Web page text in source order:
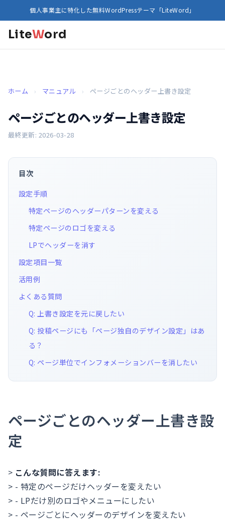
個人事業主に特化した無料WordPressテーマ「LiteWord」
LiteWord
ホーム › マニュアル › ページごとのヘッダー上書き設定
ページごとのヘッダー上書き設定
最終更新: 2026-03-28
目次
設定手順
特定ページのヘッダーパターンを変える
特定ページのロゴを変える
LPでヘッダーを消す
設定項目一覧
活用例
よくある質問
Q: 上書き設定を元に戻したい
Q: 投稿ページにも「ページ独自のデザイン設定」はあ
る？
Q: ページ単位でインフォメーションバーを消したい
ページごとのヘッダー上書き設
定
> こんな質問に答えます:
> - 特定のページだけヘッダーを変えたい
> - LPだけ別のロゴやメニューにしたい
> - ページごとにヘッダーのデザインを変えたい